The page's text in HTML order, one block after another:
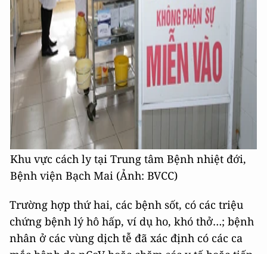
Khu vực cách ly tại Trung tâm Bệnh nhiệt đới,
Bệnh viện Bạch Mai (Ảnh: BVCC)
Trường hợp thứ hai, các bệnh sốt, có các triệu
chứng bệnh lý hô hấp, ví dụ ho, khó thở…; bệnh
nhân ở các vùng dịch tễ đã xác định có các ca